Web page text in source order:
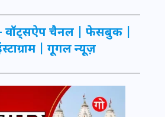
वॉट्सऐप चैनल फेसबुक
गूगल न्यूज़